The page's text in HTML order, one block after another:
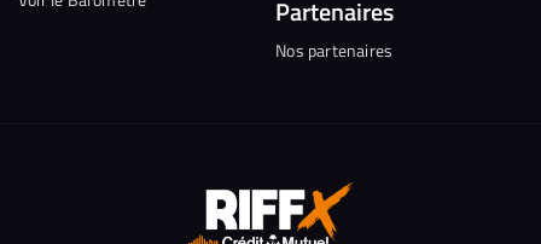
Partenaires
Nos partenaires